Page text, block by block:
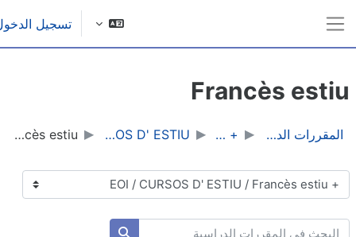
تسجيل الدخول
Francès
المقررات الدراسية + EOI
CURSOS D' ESTIU
Francès estiu
المقررات
في المقررات الدراسية